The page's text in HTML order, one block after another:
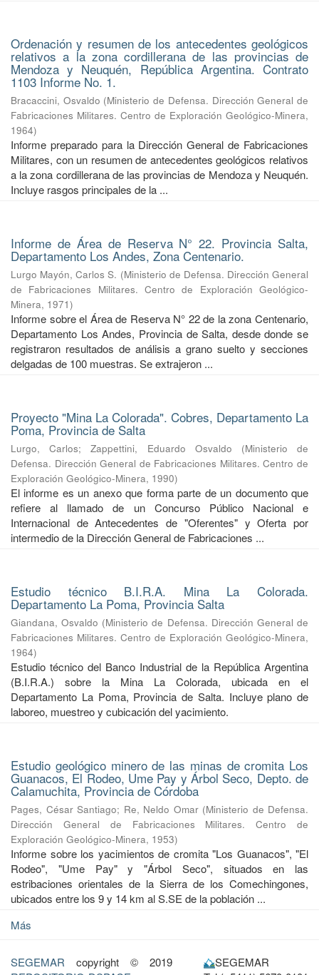
Ordenación y resumen de los antecedentes geológicos
relativos a la zona cordillerana de las provincias de
Mendoza y Neuquén, República Argentina. Contrato
1103 Informe No. 1.
Bracaccini, Osvaldo (Ministerio de Defensa. Dirección General de
Fabricaciones Militares. Centro de Exploración Geológico-Minera,
1964)
Informe preparado para la Dirección General de Fabricaciones
Militares, con un resumen de antecedentes geológicos relativos
a la zona cordillerana de las provincias de Mendoza y Neuquén.
Incluye rasgos principales de la ...
Informe de Área de Reserva N° 22. Provincia Salta,
Departamento Los Andes, Zona Centenario.
Lurgo Mayón, Carlos S. (Ministerio de Defensa. Dirección General
de Fabricaciones Militares. Centro de Exploración Geológico-
Minera, 1971)
Informe sobre el Área de Reserva N° 22 de la zona Centenario,
Departamento Los Andes, Provincia de Salta, desde donde se
registraron resultados de análisis a grano suelto y secciones
delgadas de 100 muestras. Se extrajeron ...
Proyecto "Mina La Colorada". Cobres, Departamento La
Poma, Provincia de Salta
Lurgo, Carlos;Zappettini, Eduardo Osvaldo (Ministerio de
Defensa. Dirección General de Fabricaciones Militares. Centro de
Exploración Geológico-Minera, 1990)
El informe es un anexo que forma parte de un documento que
refiere al llamado de un Concurso Público Nacional e
Internacional de Antecedentes de "Oferentes" y Oferta por
intermedio de la Dirección General de Fabricaciones ...
Estudio técnico B.I.R.A. Mina La Colorada.
Departamento La Poma, Provincia Salta
Giandana, Osvaldo (Ministerio de Defensa. Dirección General de
Fabricaciones Militares. Centro de Exploración Geológico-Minera,
1964)
Estudio técnico del Banco Industrial de la República Argentina
(B.I.R.A.) sobre la Mina La Colorada, ubicada en el
Departamento La Poma, Provincia de Salta. Incluye plano de
laboreo, muestreo y cubicación del yacimiento.
Estudio geológico minero de las minas de cromita Los
Guanacos, El Rodeo, Ume Pay y Árbol Seco, Depto. de
Calamuchita, Provincia de Córdoba
Pages, César Santiago; Re, Neldo Omar (Ministerio de Defensa.
Dirección General de Fabricaciones Militares. Centro de
Exploración Geológico-Minera, 1953)
Informe sobre los yacimientos de cromita "Los Guanacos", "El
Rodeo", "Ume Pay" y "Árbol Seco", situados en las
estribaciones orientales de la Sierra de los Comechingones,
ubicados entre los 9 y 14 km al S.SE de la población ...
Más
SEGEMAR copyright © 2019
SEGEMAR